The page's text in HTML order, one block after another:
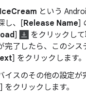
という
し、[Release Name]
]
をクリックし
完了したら、このシ
] をクリックします。
イスのその他の設定が
] をクリックします。